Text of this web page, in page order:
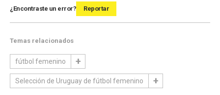
¿Encontraste un error? Reportar
Temas relacionados
fútbol femenino
Selección de Uruguay de fútbol femenino